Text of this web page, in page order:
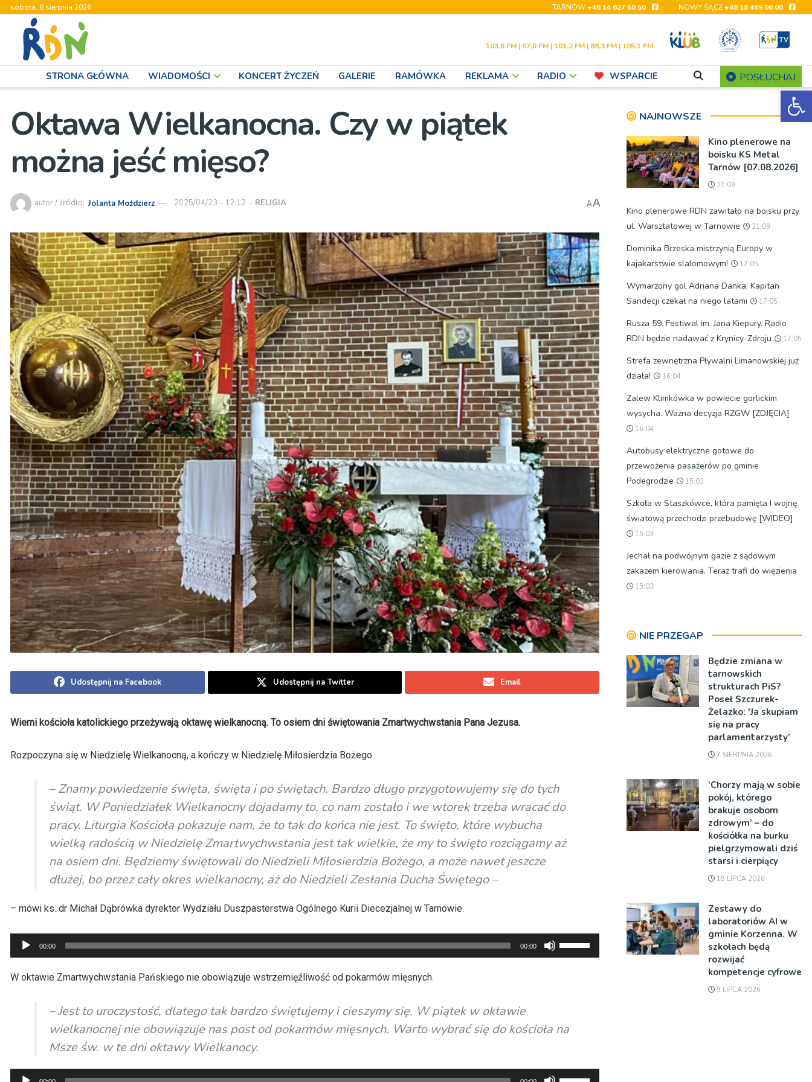
sobota, 8 sierpnia 2026 TARNÓW+48 14 627 50 50 NOWY SĄCZ+48 18 449 06 00
103,6 FM | 97,0 FM | 101,2 FM | 88,3 FM | 105,1 FM
STRONA GŁÓWNA WIADOMOŚCI KONCERT ŻYCZEŃ GALERIE RAMÓWKA REKLAMA RADIO WSPARCIE POSŁUCHAJ
Oktawa Wielkanocna. Czy w piątek
można jeść mięso?
autor / źródło: Jolanta Moździerz 2025/04/23 - 12:12 - RELIGIA AA
Udostępnij na Facebook Udostępnij na Twitter Email
Wierni kościoła katolickiego przeżywają oktawę wielkanocną. To osiem dni świętowania Zmartwychwstania Pana Jezusa.
Rozpoczyna się w Niedzielę Wielkanocną, a kończy w Niedzielę Miłosierdzia Bożego.
– Znamy powiedzenie święta, święta i po świętach. Bardzo długo przygotowujemy się do tych
świąt. W Poniedziałek Wielkanocny dojadamy to, co nam zostało i we wtorek trzeba wracać do
pracy. Liturgia Kościoła pokazuje nam, że to tak do końca nie jest. To święto, które wybucha
wielką radością w Niedzielę Zmartwychwstania jest tak wielkie, że my to święto rozciągamy aż
na osiem dni. Będziemy świętowali do Niedzieli Miłosierdzia Bożego, a może nawet jeszcze
dłużej, bo przez cały okres wielkanocny, aż do Niedzieli Zesłania Ducha Świętego –
– mówi ks. dr Michał Dąbrówka dyrektor Wydziału Duszpasterstwa Ogólnego Kurii Diecezjalnej w Tarnowie.
Odtwarzacz
plików
dźwiękowych
00:00 00:00
strzałek
dołu
W oktawie Zmartwychwstania Pańskiego nie obowiązuje wstrzemięźliwość od pokarmów mięsnych.
– Jest to uroczystość, dlatego tak bardzo świętujemy i cieszymy się. W piątek w oktawie
wielkanocnej nie obowiązuje nas post od pokarmów mięsnych. Warto wybrać się do kościoła na
Msze św. w te dni oktawy Wielkanocy.
Odtwarzacz
NAJNOWSZE
Kino plenerowe na
boisku KS Metal
Tarnów [07.08.2026]
21:09
Kino plenerowe RDN zawitało na boisku przy
ul. Warsztatowej w Tarnowie
21:09
Dominika Brzeska mistrzynią Europy w
kajakarstwie slalomowym!
17:05
Wymarzony gol Adriana Danka. Kapitan
Sandecji czekał na niego latami
17:05
Rusza 59. Festiwal im. Jana Kiepury. Radio
RDN będzie nadawać z Krynicy-Zdroju
17:05
Strefa zewnętrzna Pływalni Limanowskiej już
działa!
16:04
Zalew Klimkówka w powiecie gorlickim
wysycha. Ważna decyzja RZGW [ZDJĘCIA]
16:04
Autobusy elektryczne gotowe do
przewożenia pasażerów po gminie
Podegrodzie
15:03
Szkoła w Staszkówce, która pamięta I wojnę
światową przechodzi przebudowę [WIDEO]
15:03
Jechał na podwójnym gazie z sądowym
zakazem kierowania. Teraz trafi do więzienia
15:03
NIE PRZEGAP
Będzie zmiana w
tarnowskich
strukturach PiS?
Poseł Szczurek-
Żelazko: 'Ja skupiam
się na pracy
parlamentarzysty’
7 SIERPNIA 2026
‘Chorzy mają w sobie
pokój, którego
brakuje osobom
zdrowym’ – do
kościółka na burku
pielgrzymowali dziś
starsi i cierpiący
18 LIPCA 2026
Zestawy do
laboratoriów AI w
gminie Korzenna. W
szkołach będą
rozwijać
kompetencje cyfrowe
9 LIPCA 2026